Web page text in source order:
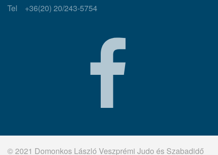
Tel
+36(20) 20/243-5754
© 2021 Domonkos László Veszprémi Judo és Szabadidő